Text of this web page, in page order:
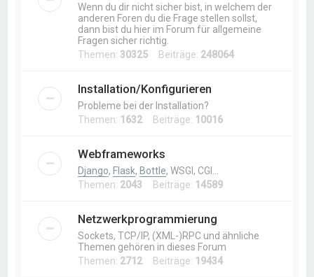
Wenn du dir nicht sicher bist, in welchem der
anderen Foren du die Frage stellen sollst,
dann bist du hier im Forum für allgemeine
Fragen sicher richtig.
Themen: 30325 Beiträge: 248064
Installation/Konfigurieren
Probleme bei der Installation?
Themen: 1632Beiträge: 10016
Webframeworks
Django, Flask, Bottle, WSGI, CGI…
Themen: 2043 Beiträge: 14589
Netzwerkprogrammierung
Sockets, TCP/IP, (XML-)RPC und ähnliche
Themen gehören in dieses Forum
Themen: 2712Beiträge: 19434